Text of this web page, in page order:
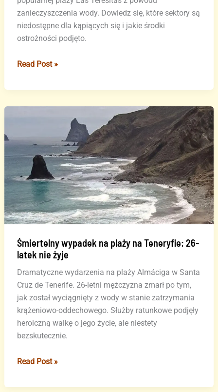
zanieczyszczenia wody. Dowiedz się, które sektory są
niedostępne dla kąpiących się i jakie środki
ostrożności podjęto.
Popularna
na
Read Post »
Śmiertelny wypadek na plaży na Teneryfie: 26-
latek nie żyje
Dramatyczne wydarzenia na plaży Almáciga w Santa
Cruz de Tenerife. 26-letni mężczyzna zmarł po tym,
jak został wyciągnięty z wody w stanie zatrzymania
krążeniowo-oddechowego. Służby ratunkowe podjęły
heroiczną walkę o jego życie, ale niestety
bezskutecznie.
Śmiertelny
na
Read Post »